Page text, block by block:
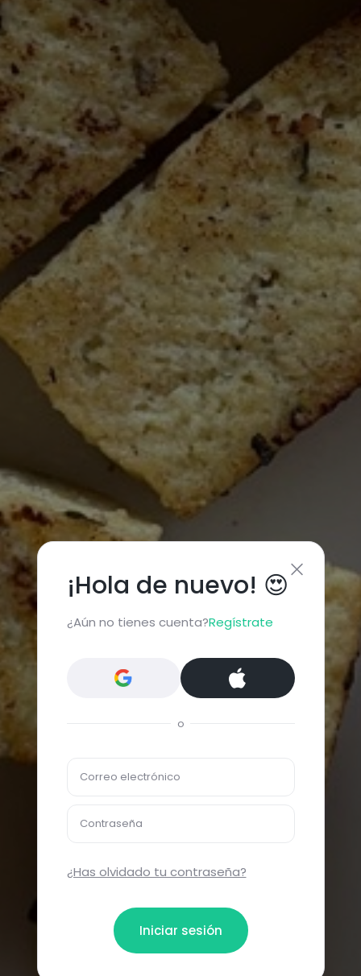
¡Hola de nuevo! 😍
¿Aún no tienes cuenta?Regístrate
o
Correo electrónico
Contraseña
¿Has olvidado tu contraseña?
Iniciar sesión